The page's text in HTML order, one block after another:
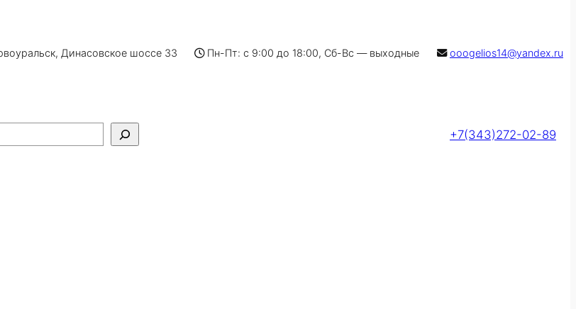
Динасовское шоссе 33 Пн-Пт: с 9:00 до 18:00, Сб-Вс — выходные ooogelios14@yandex.ru
+7(343)272-02-89